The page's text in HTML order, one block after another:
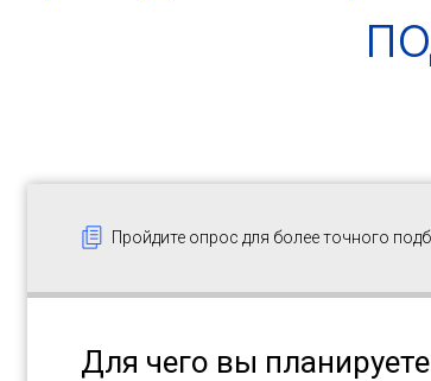
Пройдите опрос для более точного
Для чего вы